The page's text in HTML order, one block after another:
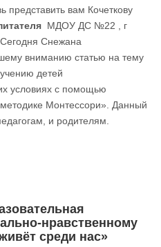
представить вам Кочеткову
МДОУ ДС №22 , г
Сегодня Снежана
вниманию статью на тему
детей
условиях с помощью
Монтессори». Данный
и родителям.
нравственному
среди нас»